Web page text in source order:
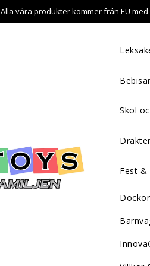
Alla våra produkter kommer från EU
Skol
Fest &